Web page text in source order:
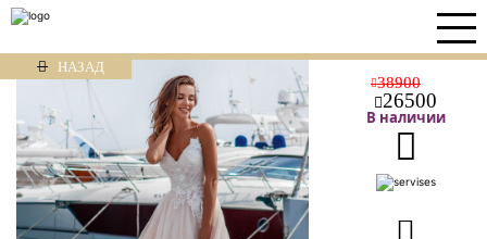
НАЗАД
38900
26500
В наличии